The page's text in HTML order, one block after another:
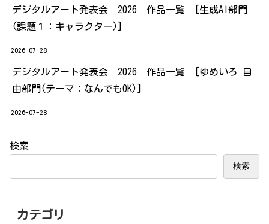
デジタルアート発表会 2026 作品一覧 [生成AI部門
(課題１：キャラクター)]
2026-07-28
デジタルアート発表会 2026 作品一覧 [ゆめいろ 自
由部門(テーマ：なんでもOK)]
2026-07-28
検索
検索
カテゴリ